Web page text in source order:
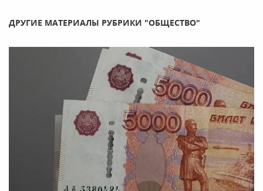
ДРУГИЕ МАТЕРИАЛЫ РУБРИКИ "ОБЩЕСТВО"